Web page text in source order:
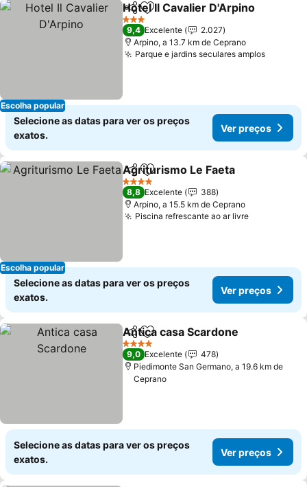
Escolha popular
PartilharAdicionar aos favoritos
Hotel Il Cavalier D'Arpino
3 Estrelas
9,4 Excelente
2.027
Arpino, a 13.7 km de Ceprano
Parque e jardins seculares amplosVer
Selecione as datas para ver os preços
exatos.
Ver preços
Escolha popular
PartilharAdicionar aos favoritos
Agriturismo Le Faeta
4 Estrelas
8,8 Excelente
388
Arpino, a 15.5 km de Ceprano
Piscina refrescante ao ar livreVer preços
Selecione as datas para ver os preços
exatos.
Ver preços
PartilharAdicionar aos favoritos
Antica casa Scardone
4 Estrelas
9,0 Excelente
478
Piedimonte San Germano, a 19.6 km de
Ceprano
Selecione as datas para ver os preços
exatos.
Ver preços